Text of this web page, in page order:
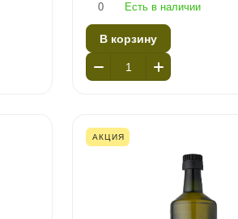
0 Есть в наличии
В корзину
АКЦИЯ